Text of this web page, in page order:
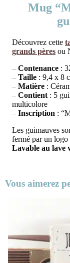
Mug
Découvrez cette
grands pères ou
– Contenance :
– Taille : 9,4 x 8
– Matière :
– Contient : 5
multicolore
– Inscription :
Les guimauves
fermé par un
Lavable au lave
Vous aimerez